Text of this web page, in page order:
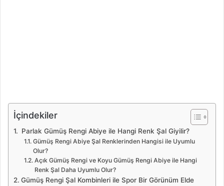
İçindekiler
Parlak Gümüş Rengi Abiye ile Hangi Renk Şal Giyilir?
Gümüş Rengi Abiye Şal Renklerinden Hangisi ile Uyumlu
Olur?
Açık Gümüş Rengi ve Koyu Gümüş Rengi Abiye ile Hangi
Renk Şal Daha Uyumlu Olur?
Gümüş Rengi Şal Kombinleri ile Spor Bir Görünüm Elde